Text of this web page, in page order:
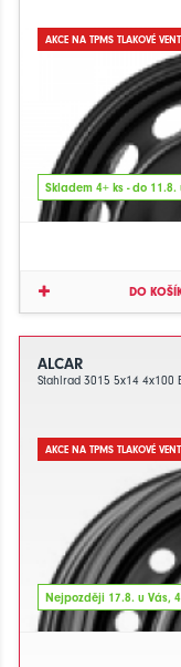
AKCE NA TPMS TLAKOVÉ
Skladem 4+ ks - do 11.8.
DO
ALCAR
Stahlrad 3015 5x14 4x100
AKCE NA TPMS TLAKOVÉ
Nejpozději 17.8. u Vás,